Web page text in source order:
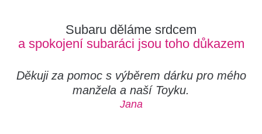
Subaru děláme srdcem
a spokojení subaráci jsou toho důkazem
Děkuji za pomoc s výběrem dárku pro mého
manžela a naší Toyku.
Jana